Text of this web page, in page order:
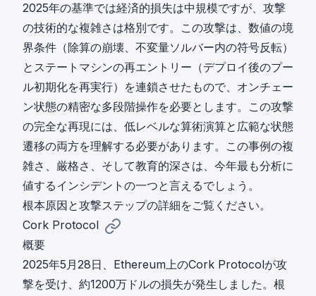
2025年の基準では経済的損失は中規模ですが、攻撃
の技術的な複雑さは格別です。この攻撃は、数値の境
界条件（除算の崩壊、不変量ソルバー内の符号反転）
とステートマシンの再エントリー（デプロイ後のプー
ル初期化を再実行）を連鎖させたもので、オンチェー
ン状態の精密な多段階操作を必要とします。この攻撃
の完全な再現には、低レベルな算術演算と広範な状態
遷移の両方を理解する必要があります。この事例の複
雑さ、厳格さ、そして教育的深さは、今年最も分析に
値するインシデントの一つと言えるでしょう。
根本原因と攻撃ステップの詳細をご覧ください。
Cork Protocol
概要
2025年5月28日、Ethereum上のCork Protocolが攻
撃を受け、約1200万ドルの損失が発生しました。根